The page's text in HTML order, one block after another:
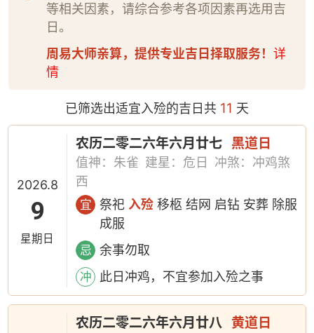
等相关因素，请综合参考各项因素再选用吉
日。
周易大师亲算，提供专业吉日择取服务！ 详
情
已筛选出适宜入殓的吉日共 11 天
2026.8
9
星期日
农历二零二六年六月廿七 黑道日
值神：朱雀 建星：危日
冲煞：冲鸡煞
西
宜 祭祀 入殓 移柩 结网 启钻 安葬 除服
成服
忌 余事勿取
冲 此日冲鸡，不宜参加入殓之事
农历二零二六年六月廿八 黄道日